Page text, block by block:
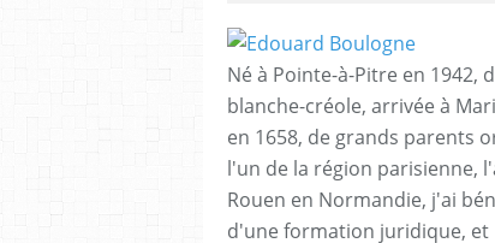
Né à Pointe-à-Pitre en 1942,
blanche-créole, arrivée à
en 1658, de grands parents
l'un de la région parisienne,
Rouen en Normandie, j'ai
d'une formation juridique, et